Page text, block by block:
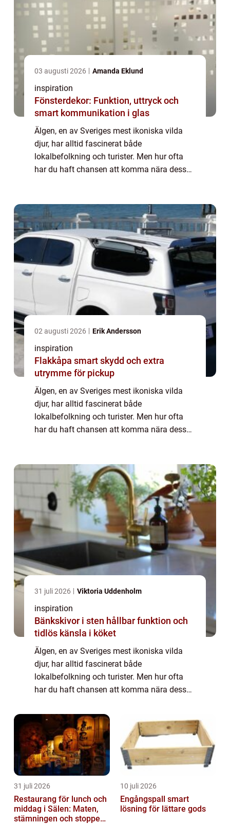
03 augusti 2026 Amanda Eklund
inspiration
Fönsterdekor: Funktion, uttryck och
smart kommunikation i glas
Älgen, en av Sveriges mest ikoniska vilda
djur, har alltid fascinerat både
lokalbefolkning och turister. Men hur ofta
har du haft chansen att komma nära dessa
02 augusti 2026 Erik Andersson
inspiration
Flakkåpa smart skydd och extra
utrymme för pickup
Älgen, en av Sveriges mest ikoniska vilda
djur, har alltid fascinerat både
lokalbefolkning och turister. Men hur ofta
har du haft chansen att komma nära dessa
31 juli 2026 Viktoria Uddenholm
inspiration
Bänkskivor i sten hållbar funktion och
tidlös känsla i köket
Älgen, en av Sveriges mest ikoniska vilda
djur, har alltid fascinerat både
lokalbefolkning och turister. Men hur ofta
har du haft chansen att komma nära dessa
naturliga miljö? P&arin...
31 juli 2026
Restaurang för lunch och
middag i Sälen: Maten,
stämningen och stoppen
10 juli 2026
Engångspall smart
lösning för lättare gods